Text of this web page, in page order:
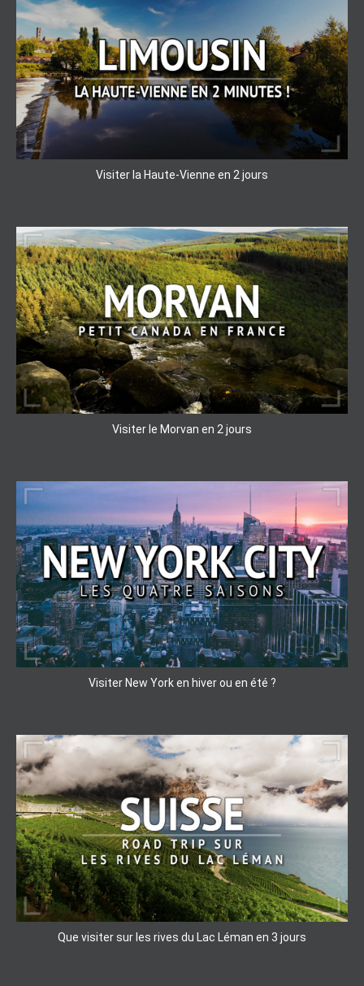
Visiter la Haute-Vienne en 2 jours
Visiter le Morvan en 2 jours
Visiter New York en hiver ou en été ?
Que visiter sur les rives du Lac Léman en 3 jours